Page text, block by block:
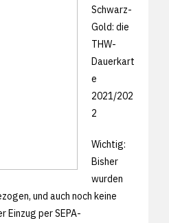
Schwarz-
Gold: die
THW-
Dauerkart
e
2021/202
2
Wichtig:
Bisher
wurden
und auch noch keine
Einzug per SEPA-